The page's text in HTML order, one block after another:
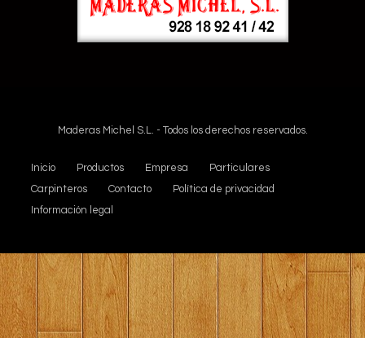
Maderas Michel S.L. - Todos los derechos reservados.
Inicio Productos Empresa
Particulares
Carpinteros
Contacto
Política de privacidad
Información legal